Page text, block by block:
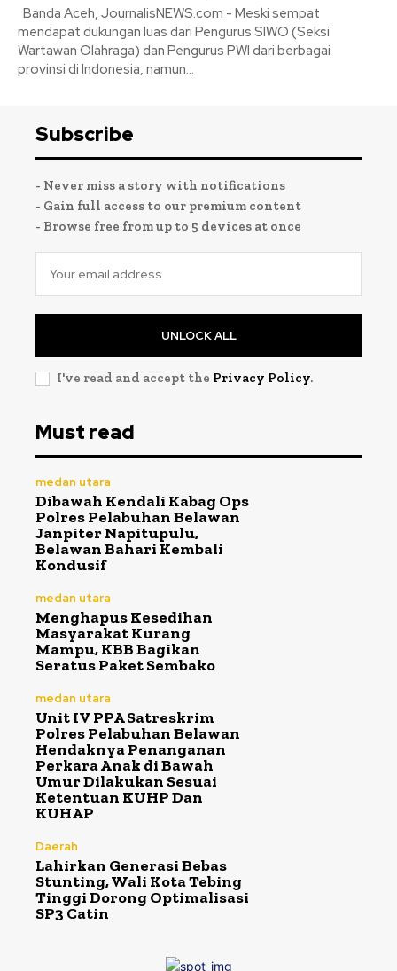
mendapat dukungan luas dari Pengurus SIWO (Seksi
Wartawan Olahraga) dan Pengurus PWI dari berbagai
provinsi di Indonesia, namun...
Subscribe
- Never miss a story with notifications
- Gain full access to our premium content
- Browse free from up to 5 devices at once
UNLOCK ALL
I've read and accept the Privacy Policy.
Must read
medan utara
Dibawah Kendali Kabag Ops
Polres Pelabuhan Belawan
Janpiter Napitupulu,
Belawan Bahari Kembali
Kondusif
medan utara
Menghapus Kesedihan
Masyarakat Kurang
Mampu, KBB Bagikan
Seratus Paket Sembako
medan utara
Unit IV PPA Satreskrim
Polres Pelabuhan Belawan
Hendaknya Penanganan
Perkara Anak di Bawah
Umur Dilakukan Sesuai
Ketentuan KUHP Dan
KUHAP
Daerah
Lahirkan Generasi Bebas
Stunting, Wali Kota Tebing
Tinggi Dorong Optimalisasi
SP3 Catin